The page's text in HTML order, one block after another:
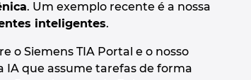
. Um exemplo recente é a nossa
inteligentes.
o Siemens TIA Portal e o nosso
IA que assume tarefas de forma